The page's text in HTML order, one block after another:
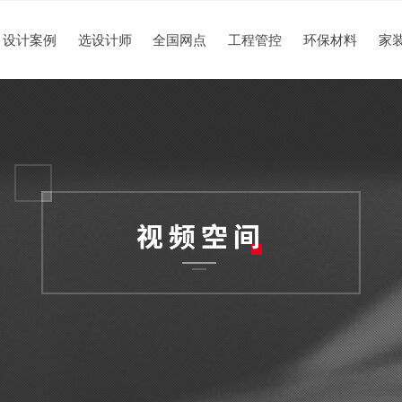
设计案例 选设计师 全国网点 工程管控 环保材料 家